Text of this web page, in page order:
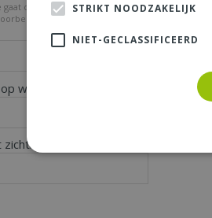
gaat over het product en niet over ons
in gaan op de kwaliteit van het product,
website): Plaats
STRIKT NOODZAKELIJK
NIET-GECLASSIFICEERD